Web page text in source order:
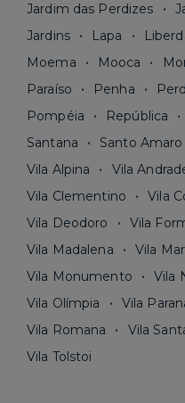
Jardim das Perdizes
Jardins
Lapa
Moema
Mooca
Paraíso
Penha
Pompéia
República
Santana
Santo Amaro
Vila Alpina
Vila
Vila Clementino
Vila
Vila Deodoro
Vila
Vila Madalena
Vila
Vila Monumento
Vila
Vila Olímpia
Vila
Vila Romana
Vila
Vila Tolstoi